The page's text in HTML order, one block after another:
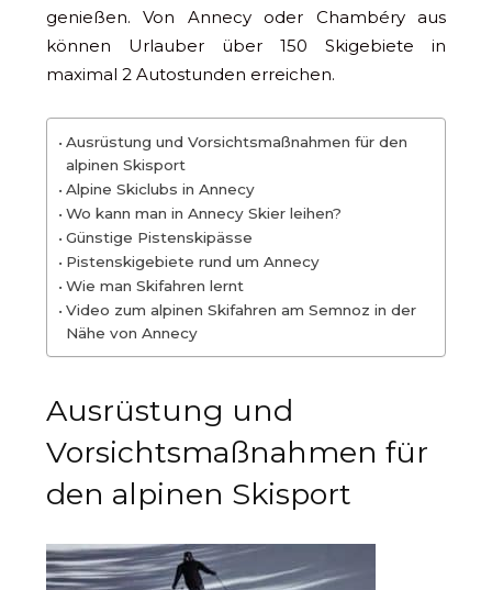
genießen. Von Annecy oder Chambéry aus
können Urlauber über 150 Skigebiete in
maximal 2 Autostunden erreichen.
Ausrüstung und Vorsichtsmaßnahmen für den
alpinen Skisport
Alpine Skiclubs in Annecy
Wo kann man in Annecy Skier leihen?
Günstige Pistenskipässe
Pistenskigebiete rund um Annecy
Wie man Skifahren lernt
Video zum alpinen Skifahren am Semnoz in der
Nähe von Annecy
Ausrüstung und
Vorsichtsmaßnahmen für
den alpinen Skisport